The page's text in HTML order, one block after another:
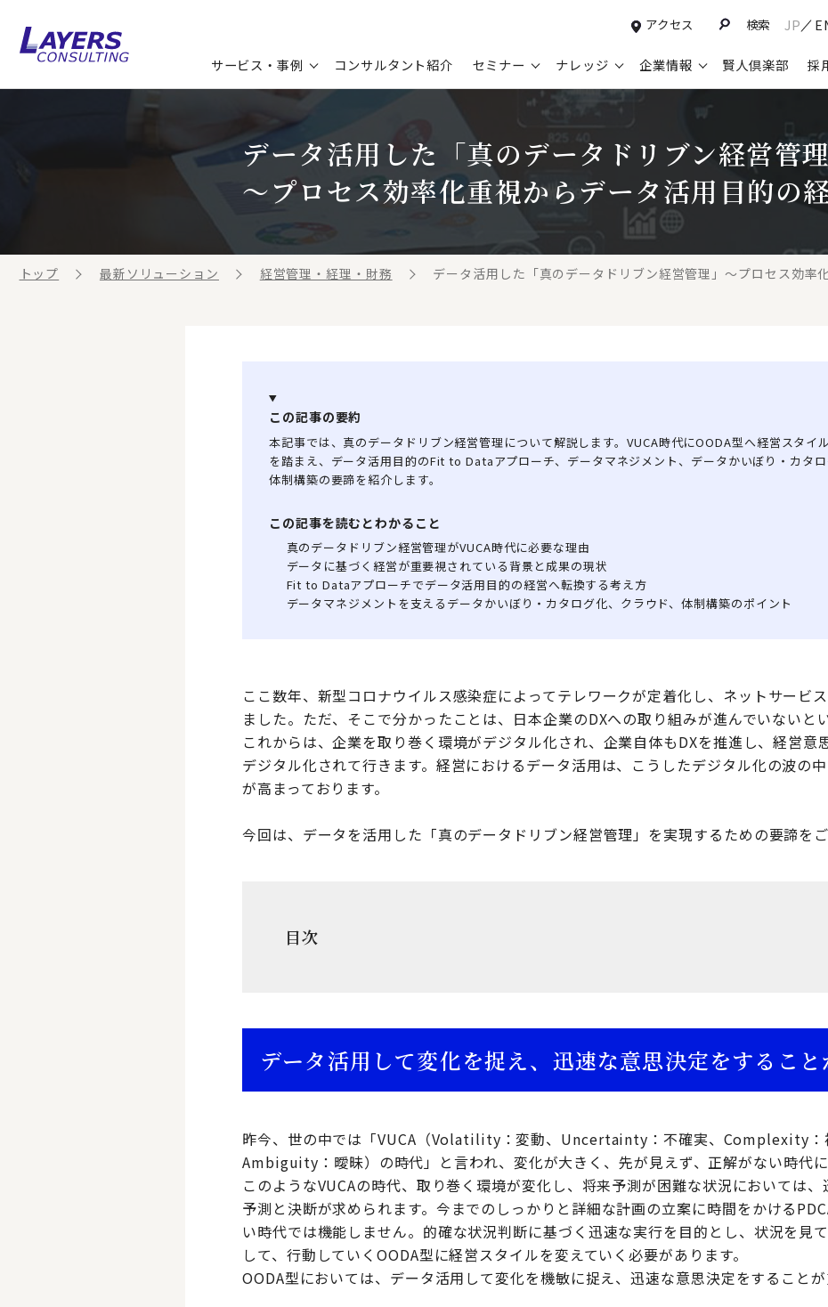
アクセス 検索 JP
サービス・事例 コンサルタント紹介 セミナー ナレッジ 企業情報 賢人倶楽部 採
コンサルティングサービス
コンサルティング事例
新規事業開発・ビジネスモデル変革・
M&A支援
グループ・グローバル経営管理
ガバナンス・リスクマネジメント強化
マーケティング戦略・営業改革
セミナー情報
申込み受付中のセミナー
配信中のセミナーアーカイブ
過去のセミナー
最新ソリューション
コラム
ビジネステーマ解説集
経営全般
経営企画・事業戦略
経営管理・経理・財務
人事
営業・
設計・
【特集
【特集
お知らせ
連載／寄稿／書籍
会社概要
トップメッセージ
コンプライアンス（法令遵守）
レイヤーズ・コンサルティングの特徴
ニュース
メディア掲載
データ活用した「真のデータドリブン経営管
～プロセス効率化重視からデータ活用目的の
トップ 最新ソリューション 経営管理・経理・財務 データ活用した「真のデータドリブン経営管理」～プロセス効率
この記事の要約
本記事では、真のデータドリブン経営管理について解説します。VUCA時代にOODA型へ経営スタイ
を踏まえ、データ活用目的のFit to Dataアプローチ、データマネジメント、データかいぼり・カタ
体制構築の要諦を紹介します。
この記事を読むとわかること
真のデータドリブン経営管理がVUCA時代に必要な理由
データに基づく経営が重要視されている背景と成果の現状
Fit to Dataアプローチでデータ活用目的の経営へ転換する考え方
データマネジメントを支えるデータかいぼり・カタログ化、クラウド、体制構築のポイント
ここ数年、新型コロナウイルス感染症によってテレワークが定着化し、ネットサービ
ました。ただ、そこで分かったことは、日本企業のDXへの取り組みが進んでいないと
これからは、企業を取り巻く環境がデジタル化され、企業自体もDXを推進し、経営意
デジタル化されて行きます。経営におけるデータ活用は、こうしたデジタル化の波の
が高まっております。
今回は、データを活用した「真のデータドリブン経営管理」を実現するための要諦をご
目次
データ活用して変化を捉え、迅速な意思決定をすること
昨今、世の中では「VUCA（Volatility：変動、Uncertainty：不確実、Complexity：
Ambiguity：曖昧）の時代」と言われ、変化が大きく、先が見えず、正解がない時代に
このようなVUCAの時代、取り巻く環境が変化し、将来予測が困難な状況においては、
予測と決断が求められます。今までのしっかりと詳細な計画の立案に時間をかける
い時代では機能しません。的確な状況判断に基づく迅速な実行を目的とし、状況を見
して、行動していくOODA型に経営スタイルを変えていく必要があります。
OODA型においては、データ活用して変化を機敏に捉え、迅速な意思決定をすることが